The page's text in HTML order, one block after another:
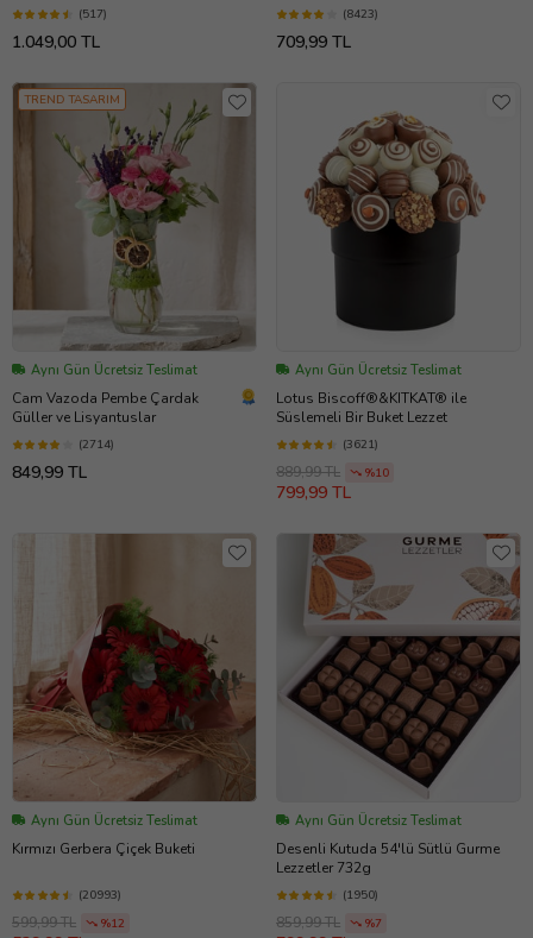
(517)
1.049,00 TL
(8423)
709,99 TL
TREND TASARIM
Aynı Gün Ücretsiz Teslimat
Cam Vazoda Pembe Çardak
Güller ve Lisyantuslar
(2714)
849,99 TL
Aynı Gün Ücretsiz Teslimat
Lotus Biscoff®&KITKAT® ile
Süslemeli Bir Buket Lezzet
(3621)
889,99 TL %10
799,99 TL
Aynı Gün Ücretsiz Teslimat
Kırmızı Gerbera Çiçek Buketi
(20993)
599,99 TL %12
Aynı Gün Ücretsiz Teslimat
Desenli Kutuda 54'lü Sütlü Gurme
Lezzetler 732g
(1950)
859,99 TL %7